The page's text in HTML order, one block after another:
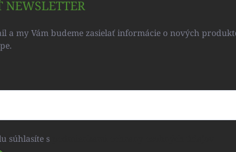
NEWSLETTER
a my Vám budeme zasielať informácie o nových
súhlasíte s